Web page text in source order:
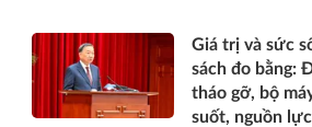
Giá trị và sức
sách đo bằng:
tháo gỡ, bộ
suốt, nguồn